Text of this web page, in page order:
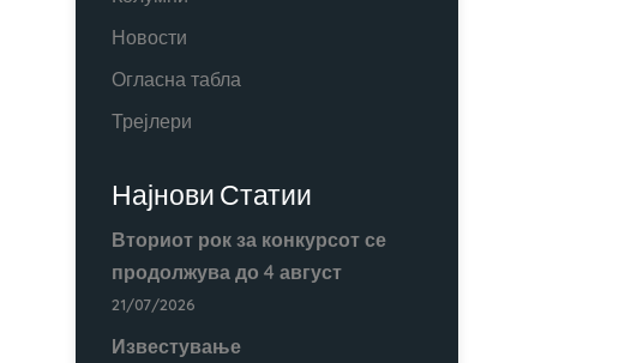
Новости
Огласна табла
Трејлери
Најнови Статии
Вториот рок за конкурсот се
продолжува до 4 август
21/07/2026
Известување